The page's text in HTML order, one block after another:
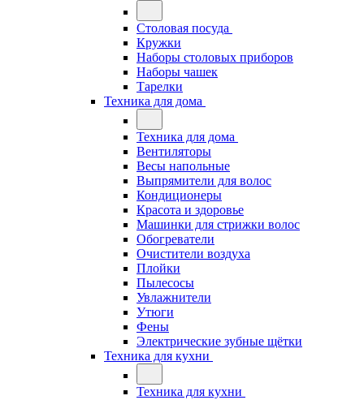
Столовая посуда
Кружки
Наборы столовых приборов
Наборы чашек
Тарелки
Техника для дома
Техника для дома
Вентиляторы
Весы напольные
Выпрямители для волос
Кондиционеры
Красота и здоровье
Машинки для стрижки волос
Обогреватели
Очистители воздуха
Плойки
Пылесосы
Увлажнители
Утюги
Фены
Электрические зубные щётки
Техника для кухни
Техника для кухни